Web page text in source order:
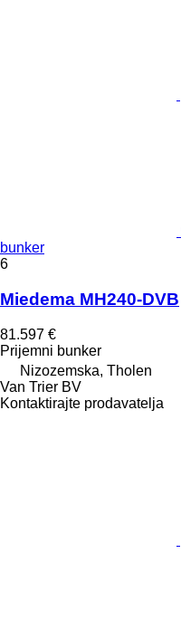
bunker
6
Miedema MH240-DVB
81.597 €
Prijemni bunker
Nizozemska, Tholen
Van Trier BV
Kontaktirajte prodavatelja